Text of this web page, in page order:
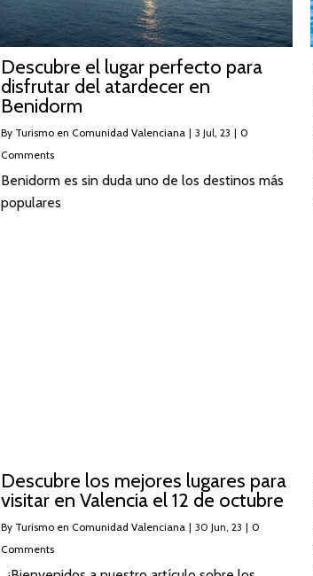
Descubre el lugar perfecto para
disfrutar del atardecer en
Benidorm
By Turismo en Comunidad Valenciana | 3 Jul, 23 | 0
Comments
Benidorm es sin duda uno de los destinos más
populares
Descubre los mejores lugares para
visitar en Valencia el 12 de octubre
By Turismo en Comunidad Valenciana | 30 Jun, 23 | 0
Comments